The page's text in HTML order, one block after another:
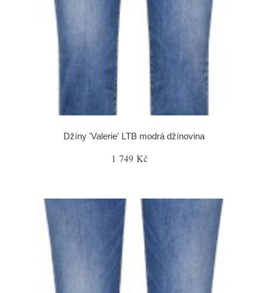
Džíny 'Valerie' LTB modrá džínovina
1 749 Kč